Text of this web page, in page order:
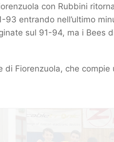
con Rubbini
entrando nell’ultimo
sul 91-94, ma i Bees
Fiorenzuola, che